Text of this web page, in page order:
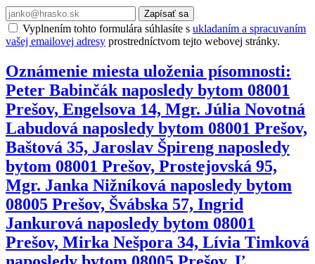
Zapísať sa
Vyplnením tohto formulára súhlasíte s ukladaním a spracuvaním
vašej emailovej adresy prostredníctvom tejto webovej stránky.
Oznámenie miesta uloženia písomnosti:
Peter Babinčák naposledy bytom 08001
Prešov, Engelsova 14, Mgr. Júlia Novotná
Labudová naposledy bytom 08001 Prešov,
Baštová 35, Jaroslav Špireng naposledy
bytom 08001 Prešov, Prostejovská 95,
Mgr. Janka Nižníková naposledy bytom
08005 Prešov, Švábska 57, Ingrid
Jankurová naposledy bytom 08001
Prešov, Mirka Nešpora 34, Lívia Timková